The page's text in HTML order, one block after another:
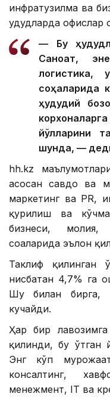
инфратузилма ва
ҳудудларда офислар
— Бу
Саноат,
логистика,
соҳаларида
ҳудудий
йўлларини
шунда, —
hh.kz
асосан савдо ва
маркетинг ва PR,
қурилиш ва
бизнеси, молия,
соҳаларида эълон
Таклиф қилинган
нисбатан 4,7% га
Шу билан бирга,
кучайди.
Ҳар бир
қилинди, бу ўтган
Энг кўп
консалтинг,
менежмент, IТ ва